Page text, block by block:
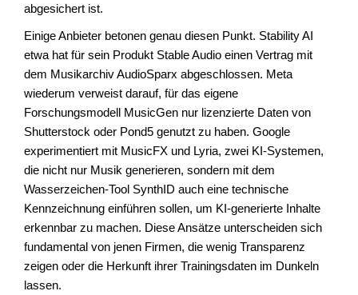
abgesichert ist.
Einige Anbieter betonen genau diesen Punkt. Stability AI
etwa hat für sein Produkt Stable Audio einen Vertrag mit
dem Musikarchiv AudioSparx abgeschlossen. Meta
wiederum verweist darauf, für das eigene
Forschungsmodell MusicGen nur lizenzierte Daten von
Shutterstock oder Pond5 genutzt zu haben. Google
experimentiert mit MusicFX und Lyria, zwei KI-Systemen,
die nicht nur Musik generieren, sondern mit dem
Wasserzeichen-Tool SynthID auch eine technische
Kennzeichnung einführen sollen, um KI-generierte Inhalte
erkennbar zu machen. Diese Ansätze unterscheiden sich
fundamental von jenen Firmen, die wenig Transparenz
zeigen oder die Herkunft ihrer Trainingsdaten im Dunkeln
lassen.